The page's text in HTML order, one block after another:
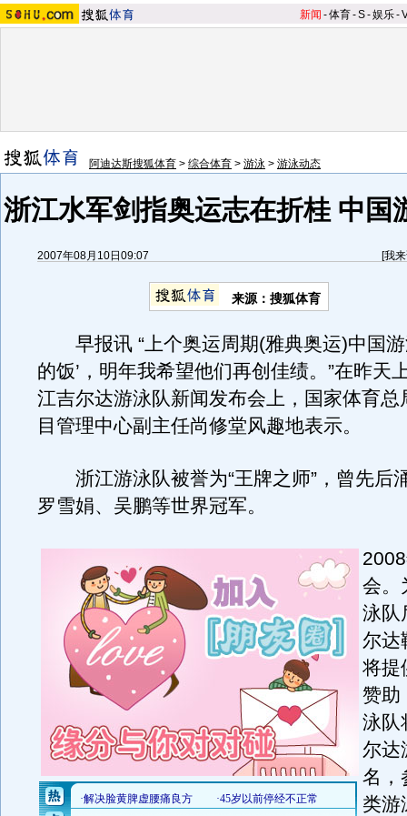
新闻 -体育-S-娱乐-
阿迪达斯搜狐体育 > 综合体育 > 游泳 > 游泳动态
浙江水军剑指奥运志在折桂 中国
2007年08月10日09:07 [我
来源：搜狐体育
早报讯 “上个奥运周期(雅典奥运)中国游
的饭’，明年我希望他们再创佳绩。”在昨天
江吉尔达游泳队新闻发布会上，国家体育总
目管理中心副主任尚修堂风趣地表示。
浙江游泳队被誉为“王牌之师”，曾先后
罗雪娟、吴鹏等世界冠军。
会。
泳队
尔达
将提
赞助
泳队
尔达
名，
类游